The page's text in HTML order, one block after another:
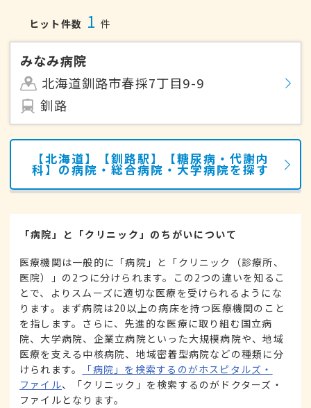
ヒット件数 1 件
みなみ病院
北海道釧路市春採7丁目9-9
釧路
【北海道】【釧路駅】【糖尿病・代謝内
科】の病院・総合病院・大学病院を探す
「病院」と「クリニック」のちがいについて
医療機関は一般的に「病院」と「クリニック（診療所、
医院）」の2つに分けられます。この2つの違いを知るこ
とで、よりスムーズに適切な医療を受けられるようにな
ります。まず病院は20以上の病床を持つ医療機関のこと
を指します。さらに、先進的な医療に取り組む国立病
院、大学病院、企業立病院といった大規模病院や、地域
医療を支える中核病院、地域密着型病院などの種類に分
けられます。
「病院」を検索するのがホスピタルズ・
ファイル、「クリニック」を検索するのがドクターズ・
ファイルとなります。